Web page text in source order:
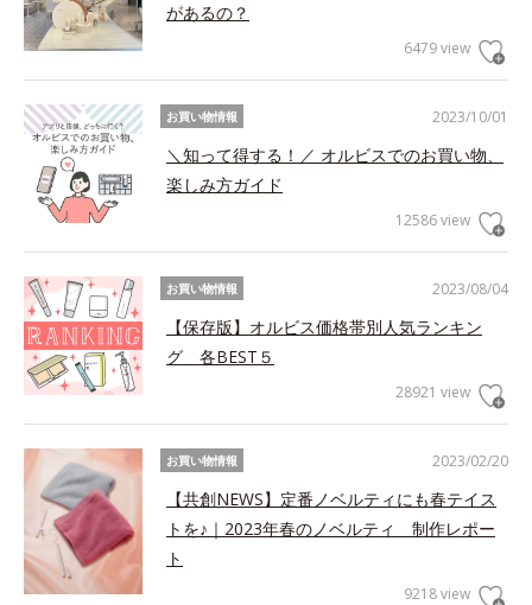
があるの？
6479 view
2023/10/01
お買い物情報
＼知って得する！／ オルビスでのお買い物、
楽しみ方ガイド
12586 view
2023/08/04
お買い物情報
【保存版】オルビス価格帯別人気ランキン
グ 各BEST５
28921 view
2023/02/20
お買い物情報
【共創NEWS】定番ノベルティにも春テイス
トを♪｜2023年春のノベルティ 制作レポー
ト
9218 view